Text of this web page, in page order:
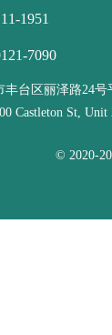
1951
7090
丰台区丽泽路24号
Castleton St,
© 2020-